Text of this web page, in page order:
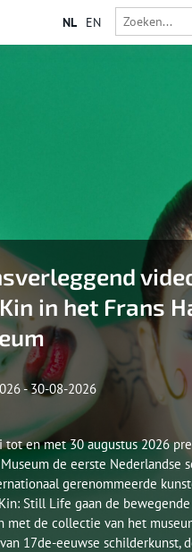
NL EN
in het Frans
- 30-08-2026
tot en met 30 augustus 2026
Museum de eerste Nederlandse
gerenommeerde
Still Life gaan de
met de collectie van het
17de-eeuwse schilderkunst,